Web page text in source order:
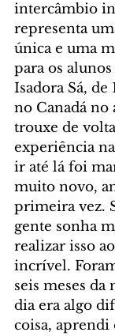
intercâmbio
representa
única e uma
para os
Isadora Sá, de
no Canadá no
trouxe de
experiência
ir até lá foi
muito novo,
primeira vez.
gente sonha
realizar isso
incrível.
seis meses da
dia era algo
coisa, aprendi